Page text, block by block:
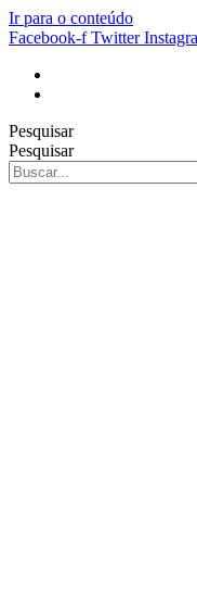
Ir para o conteúdo
Facebook-f Twitter
Pesquisar
Pesquisar